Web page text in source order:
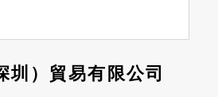
圳）貿易有限公司